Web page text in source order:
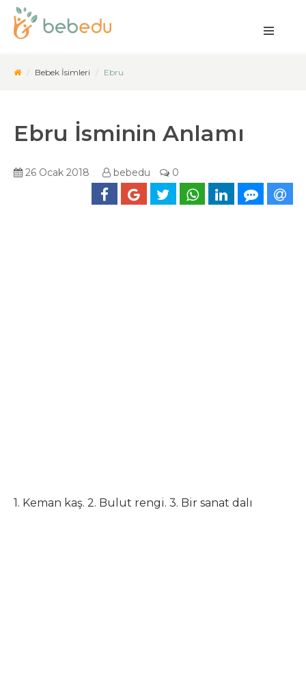
Bebek İsimleri Ebru
Ebru İsminin Anlamı
26 Ocak 2018 bebedu 0
1. Keman kaş. 2. Bulut rengi. 3. Bir sanat dalı